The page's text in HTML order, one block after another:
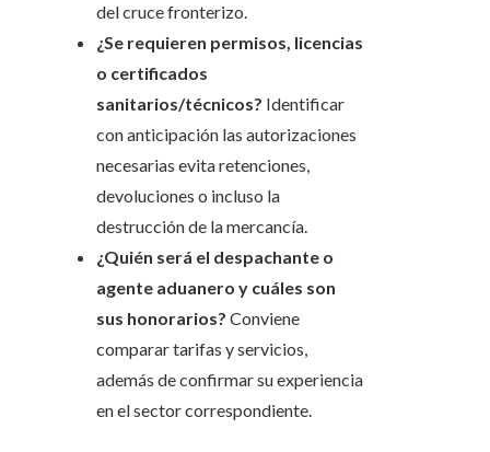
del cruce fronterizo.
¿Se requieren permisos, licencias
o certificados
sanitarios/técnicos? Identificar
con anticipación las autorizaciones
necesarias evita retenciones,
devoluciones o incluso la
destrucción de la mercancía.
¿Quién será el despachante o
agente aduanero y cuáles son
sus honorarios? Conviene
comparar tarifas y servicios,
además de confirmar su experiencia
en el sector correspondiente.